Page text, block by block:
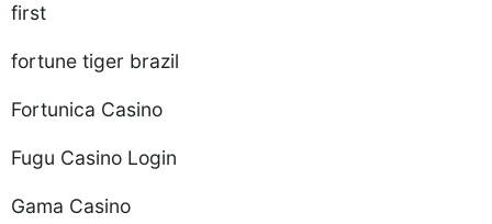
first
fortune tiger brazil
Fortunica Casino
Fugu Casino Login
Gama Casino